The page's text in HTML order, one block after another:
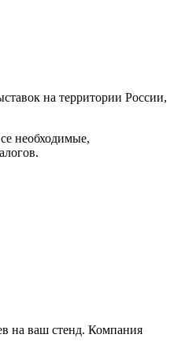
на территории России,
необходимые,
на ваш стенд. Компания